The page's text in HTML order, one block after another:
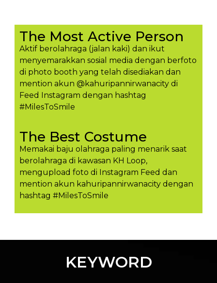
The Most Active Person
Aktif berolahraga (jalan kaki) dan ikut
menyemarakkan sosial media dengan berfoto
di photo booth yang telah disediakan dan
mention akun @kahuripannirwanacity di
Feed Instagram dengan hashtag
#MilesToSmile
The Best Costume
Memakai baju olahraga paling menarik saat
berolahraga di kawasan KH Loop,
mengupload foto di Instagram Feed dan
mention akun kahuripannirwanacity dengan
hashtag #MilesToSmil​e
KEYWORD